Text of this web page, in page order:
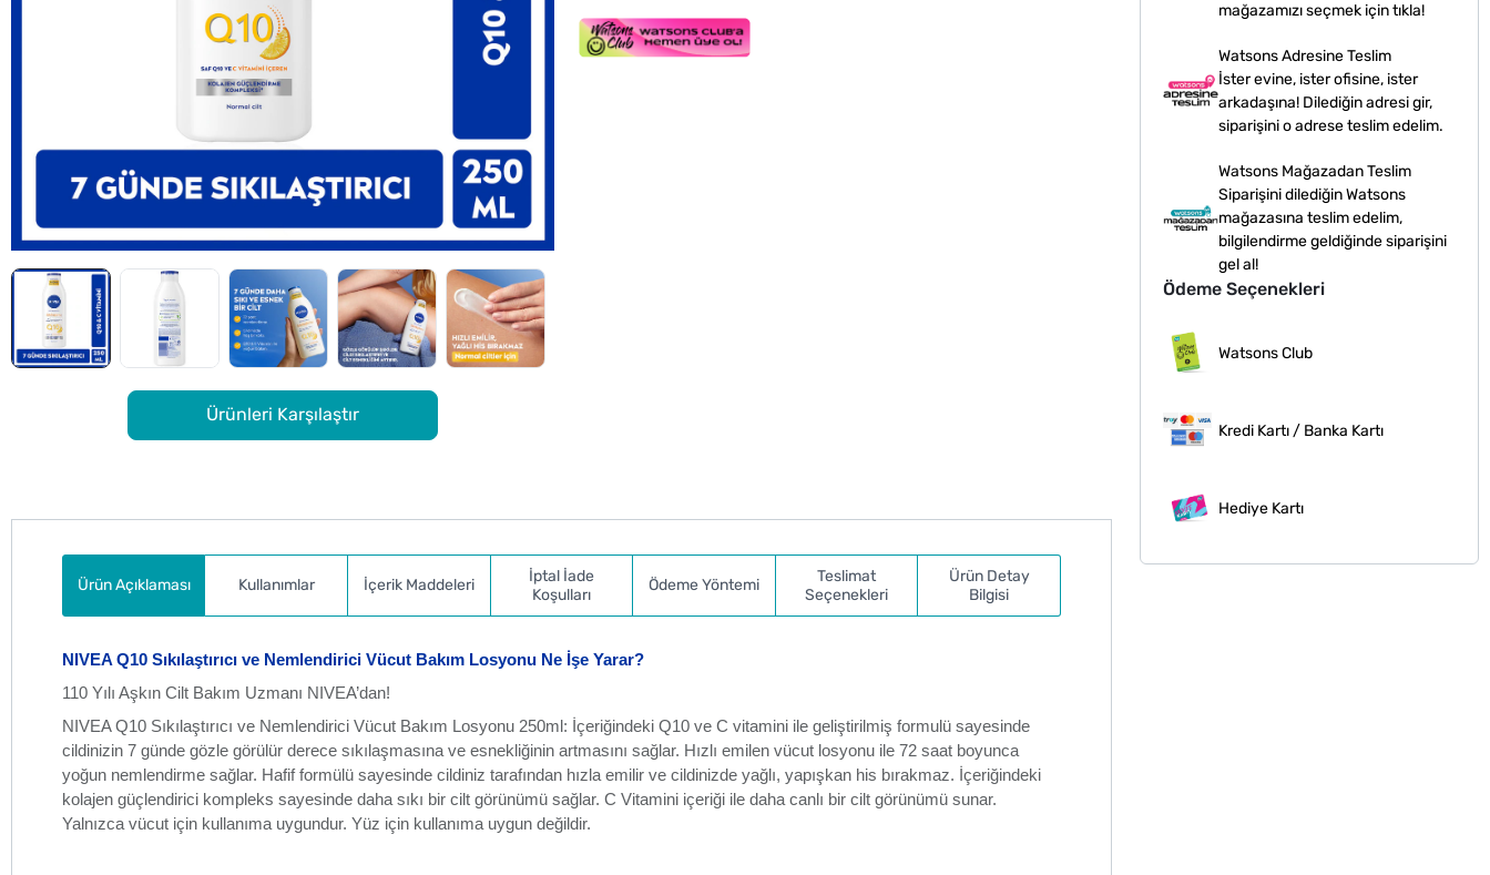
Ürünleri Karşılaştır
mağazamızı seçmek için tıkla!
Watsons Adresine Teslim
İster evine, ister ofisine, ister
arkadaşına! Dilediğin adresi gir,
siparişini o adrese teslim edelim.
Watsons Mağazadan Teslim
Siparişini dilediğin Watsons
mağazasına teslim edelim,
bilgilendirme geldiğinde siparişini
gel al!
Ödeme Seçenekleri
Watsons Club
Kredi Kartı / Banka Kartı
Hediye Kartı
Ürün Açıklaması Kullanımlar İçerik Maddeleri
İptal İade
Koşulları
Ödeme Yöntemi
Teslimat
Seçenekleri
Ürün Detay
Bilgisi
NIVEA Q10 Sıkılaştırıcı ve Nemlendirici Vücut Bakım Losyonu Ne İşe Yarar?
110 Yılı Aşkın Cilt Bakım Uzmanı NIVEA’dan!
NIVEA Q10 Sıkılaştırıcı ve Nemlendirici Vücut Bakım Losyonu 250ml: İçeriğindeki Q10 ve C vitamini ile geliştirilmiş formulü sayesinde
cildinizin 7 günde gözle görülür derece sıkılaşmasına ve esnekliğinin artmasını sağlar. Hızlı emilen vücut losyonu ile 72 saat boyunca
yoğun nemlendirme sağlar. Hafif formülü sayesinde cildiniz tarafından hızla emilir ve cildinizde yağlı, yapışkan his bırakmaz. İçeriğindeki
kolajen güçlendirici kompleks sayesinde daha sıkı bir cilt görünümü sağlar. C Vitamini içeriği ile daha canlı bir cilt görünümü sunar.
Yalnızca vücut için kullanıma uygundur. Yüz için kullanıma uygun değildir.